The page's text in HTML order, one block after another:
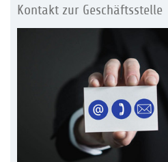
Kontakt zur Geschäftsstelle